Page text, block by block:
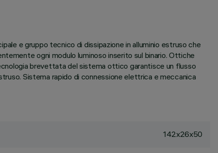
e gruppo tecnico di dissipazione in alluminio estruso che
ogni modulo luminoso inserito sul binario. Ottiche
brevettata del sistema ottico garantisce un flusso
Sistema rapido di connessione elettrica e meccanica
142x26x50